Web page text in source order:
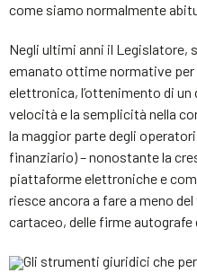
come siamo normalmente
Negli ultimi anni il Legislatore,
emanato ottime normative per
elettronica, l’ottenimento di
velocità e la semplicità nella
la maggior parte degli
finanziario) – nonostante la
piattaforme elettroniche e
riesce ancora a fare a meno
cartaceo, delle firme autografe
Gli strumenti giuridici che